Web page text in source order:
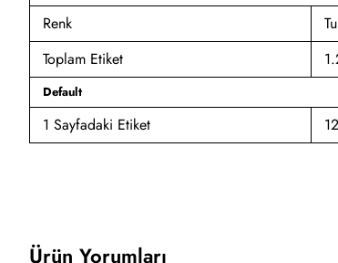
Renk
Toplam Etiket
Default
1 Sayfadaki Etiket
Ürün Yorumları